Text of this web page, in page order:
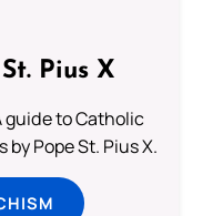
Pius X
guide to Catholic
Pope St. Pius X.